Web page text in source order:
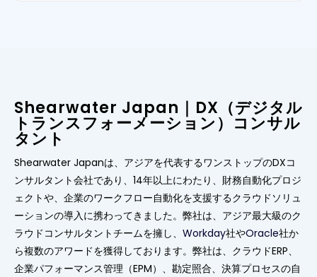
Shearwater Japan｜DX（デジタル
トランスフォーメーション）コンサル
タント
Shearwater Japanは、アジアを代表するワンストップのDXコ
ンサルタント会社であり、14年以上にわたり、財務自動化プロジ
ェクトや、企業のワークフロー自動化を支援するクラウドソリュ
ーションの導入に携わってきました。弊社は、アジア最大級のク
ラウドコンサルタントチームを擁し、 Workday社やOracle社か
ら複数のアワードを獲得しております。弊社は、クラウドERP、
企業パフォーマンス管理（EPM）、勘定照合、決算プロセスの自